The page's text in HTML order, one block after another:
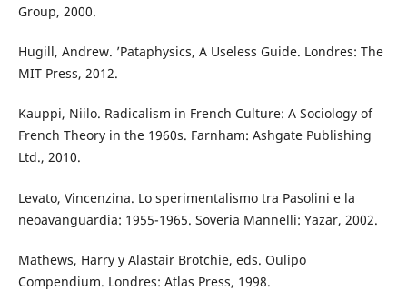
Group, 2000.
Hugill, Andrew. ’Pataphysics, A Useless Guide. Londres: The
MIT Press, 2012.
Kauppi, Niilo. Radicalism in French Culture: A Sociology of
French Theory in the 1960s. Farnham: Ashgate Publishing
Ltd., 2010.
Levato, Vincenzina. Lo sperimentalismo tra Pasolini e la
neoavanguardia: 1955-1965. Soveria Mannelli: Yazar, 2002.
Mathews, Harry y Alastair Brotchie, eds. Oulipo
Compendium. Londres: Atlas Press, 1998.